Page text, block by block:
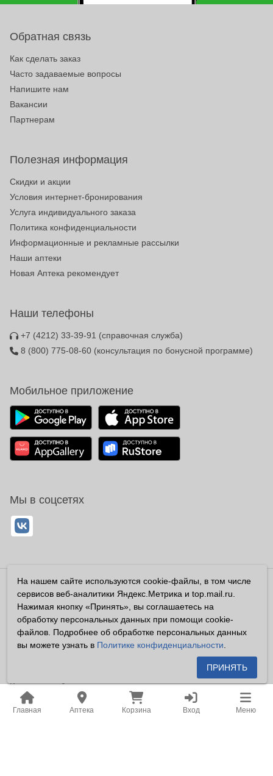
Главная Аптека Корзина Вход Меню
Обратная связь
Как сделать заказ
Часто задаваемые вопросы
Напишите нам
Вакансии
Партнерам
Полезная информация
Скидки и акции
Условия интернет-бронирования
Услуга индивидуального заказа
Политика конфиденциальности
Информационные и рекламные рассылки
Наши аптеки
Новая Аптека рекомендует
Наши телефоны
+7 (4212) 33-39-91 (справочная служба)
8 (800) 775-08-60 (консультация по бонусной программе)
Мобильное приложение
Мы в соцсетях
Владелец сайта ООО «Суперфарма» ОГРН 1032700302194
Все права защищены ©2026
Информация, размещенная на данном сайте имеет
справочный характер, и не должна восприниматься
посетителями сайта как публичная оферта, предусмотренная
Владелец сайта устанавливает запрет на цитирование,
копирование и размещение информации, размещенной на
настоящем сайте newapteka.ru, включая информацию о
На нашем сайте используются cookie-файлы, в том числе
сервисов веб-аналитики Яндекс.Метрика и top.mail.ru.
Нажимая кнопку «Принять», вы соглашаетесь на
обработку персональных данных при помощи cookie-
файлов. Подробнее об обработке персональных данных
вы можете узнать в Политике конфиденциальности
ПРИНЯТЬ